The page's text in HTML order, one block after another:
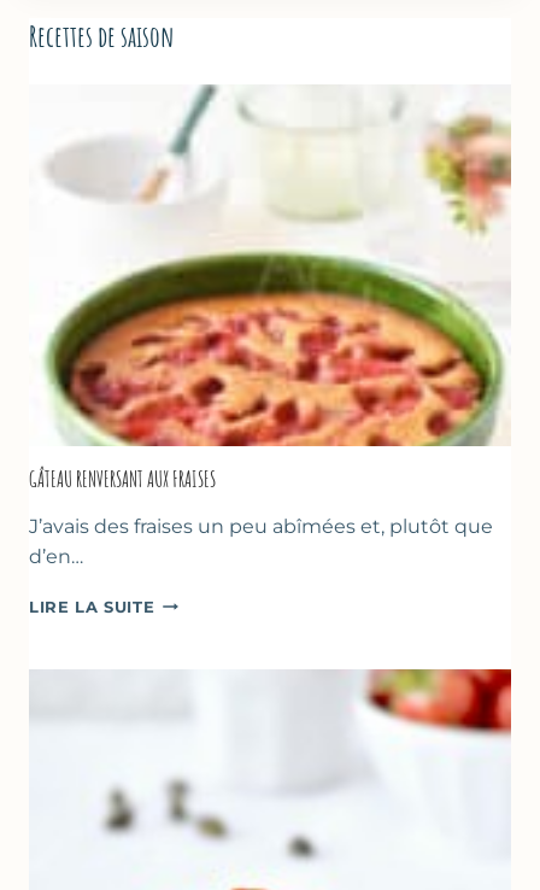
Recettes de saison
GÂTEAU RENVERSANT AUX FRAISES
J’avais des fraises un peu abîmées et, plutôt que
d’en…
LIRE LA SUITE GÂTEAU
FRAISES